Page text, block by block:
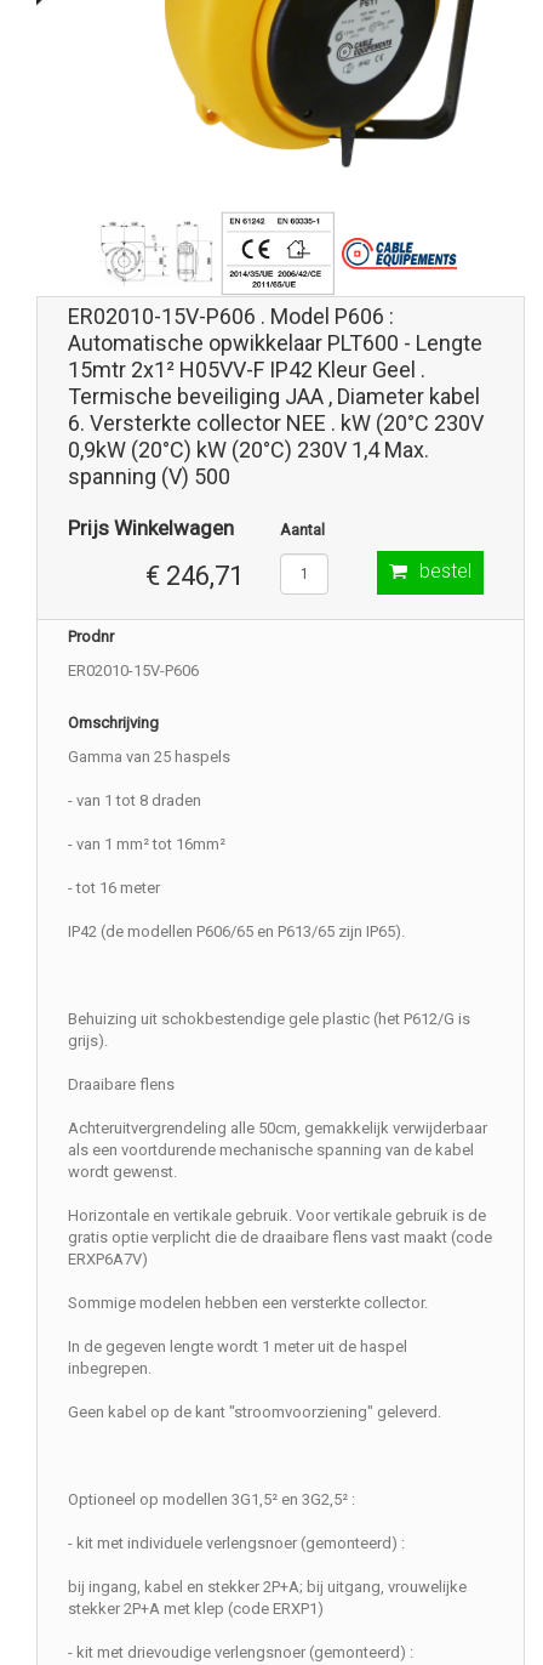
ER02010-15V-P606 . Model P606 :
Automatische opwikkelaar PLT600 - Lengte
15mtr 2x1² H05VV-F IP42 Kleur Geel .
Termische beveiliging JAA , Diameter kabel
6. Versterkte collector NEE . kW (20°C 230V
0,9kW (20°C) kW (20°C) 230V 1,4 Max.
spanning (V) 500
Prijs Winkelwagen
€ 246,71
Aantal
bestel
Prodnr
ER02010-15V-P606
Omschrijving
Gamma van 25 haspels
- van 1 tot 8 draden
- van 1 mm² tot 16mm²
- tot 16 meter
IP42 (de modellen P606/65 en P613/65 zijn IP65).
Behuizing uit schokbestendige gele plastic (het P612/G is
grijs).
Draaibare flens
Achteruitvergrendeling alle 50cm, gemakkelijk verwijderbaar
als een voortdurende mechanische spanning van de kabel
wordt gewenst.
Horizontale en vertikale gebruik. Voor vertikale gebruik is de
gratis optie verplicht die de draaibare flens vast maakt (code
ERXP6A7V)
Sommige modelen hebben een versterkte collector.
In de gegeven lengte wordt 1 meter uit de haspel
inbegrepen.
Geen kabel op de kant "stroomvoorziening" geleverd.
Optioneel op modellen 3G1,5² en 3G2,5² :
- kit met individuele verlengsnoer (gemonteerd) :
bij ingang, kabel en stekker 2P+A; bij uitgang, vrouwelijke
stekker 2P+A met klep (code ERXP1)
- kit met drievoudige verlengsnoer (gemonteerd) :